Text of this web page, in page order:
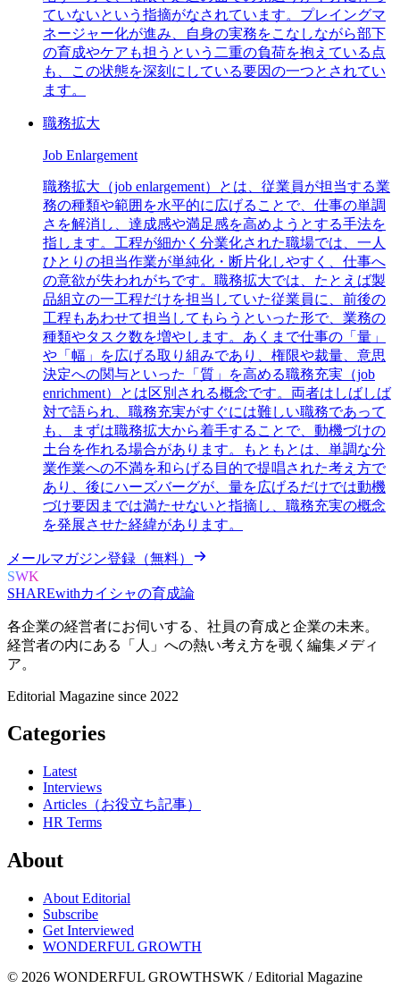
ていないという指摘がなされています。プレイングマ
ネージャー化が進み、自身の実務をこなしながら部下
の育成やケアも担うという二重の負荷を抱えている点
も、この状態を深刻にしている要因の一つとされてい
ます。
職務拡大
Job Enlargement
職務拡大（job enlargement）とは、従業員が担当する業
務の種類や範囲を水平的に広げることで、仕事の単調
さを解消し、達成感や満足感を高めようとする手法を
指します。工程が細かく分業化された職場では、一人
ひとりの担当作業が単純化・断片化しやすく、仕事へ
の意欲が失われがちです。職務拡大では、たとえば製
品組立の一工程だけを担当していた従業員に、前後の
工程もあわせて担当してもらうといった形で、業務の
種類やタスク数を増やします。あくまで仕事の「量」
や「幅」を広げる取り組みであり、権限や裁量、意思
決定への関与といった「質」を高める職務充実（job
enrichment）とは区別される概念です。両者はしばしば
対で語られ、職務充実がすぐには難しい職務であって
も、まずは職務拡大から着手することで、動機づけの
土台を作れる場合があります。もともとは、単調な分
業作業への不満を和らげる目的で提唱された考え方で
あり、後にハーズバーグが、量を広げるだけでは動機
づけ要因までは満たせないと指摘し、職務充実の概念
を発展させた経緯があります。
メールマガジン登録（無料）
SWK
SHAREwithカイシャの育成論
各企業の経営者にお伺いする、 社員の育成と企業の未来。
経営者の内にある
「人」への熱い考え方を覗く 編集メディ
ア。
Editorial Magazine since 2022
Categories
Latest
Interviews
Articles（お役立ち記事）
HR Terms
About
About Editorial
Subscribe
Get Interviewed
WONDERFUL GROWTH
© 2026 WONDERFUL GROWTHSWK / Editorial Magazine